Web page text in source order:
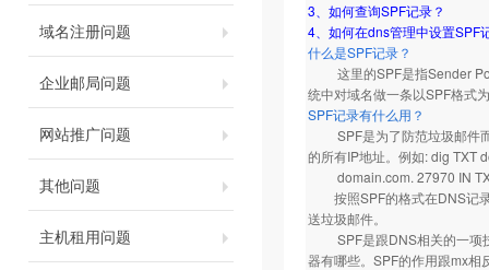
域名注册问题
企业邮局问题
网站推广问题
其他问题
主机租用问题
3、如何查询SPF记录？
4、如何在dns管理中设置SPF
什么是SPF记录？
这里的SPF是指Sender
统中对域名做一条以SPF格式
SPF记录有什么用？
SPF是为了防范垃圾邮件而
的所有IP地址。例如: dig TXT
domain.com. 27970 IN
按照SPF的格式在DNS记录
送垃圾邮件。
SPF是跟DNS相关的一项技
器有哪些。SPF的作用跟mx相